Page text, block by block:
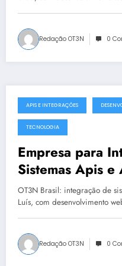
Redação OT3N 0
julho 19, 2025
APIS E INTEGRAÇÕES
TECNOLOGIA
Empresa para
Sistemas Apis e
Governança
OT3N Brasil –
OT3N Brasil: integração de
Luís, com desenvolvimento
Redação OT3N 0